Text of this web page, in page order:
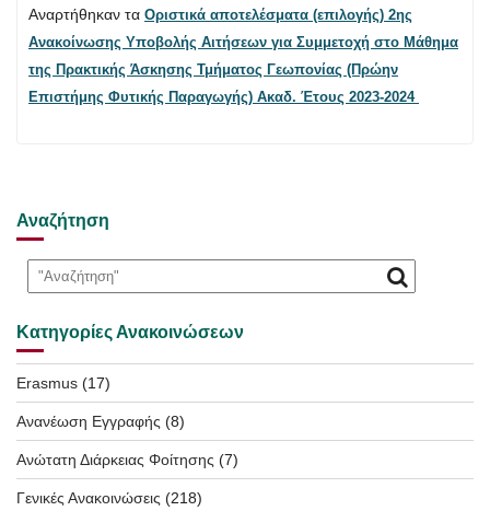
Αναρτήθηκαν τα Οριστικά αποτελέσματα (επιλογής) 2ης
Ανακοίνωσης Υποβολής Αιτήσεων για Συμμετοχή στο Μάθημα
της Πρακτικής Άσκησης Τμήματος Γεωπονίας (Πρώην
Επιστήμης Φυτικής Παραγωγής) Ακαδ. Έτους 2023-2024
Αναζήτηση
Κατηγορίες Ανακοινώσεων
Erasmus (17)
Ανανέωση Εγγραφής (8)
Ανώτατη Διάρκειας Φοίτησης (7)
Γενικές Ανακοινώσεις (218)